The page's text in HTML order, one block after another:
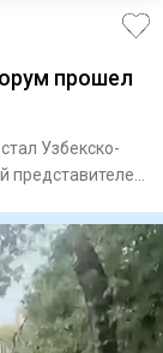
прошел
Узбекско-
представителей